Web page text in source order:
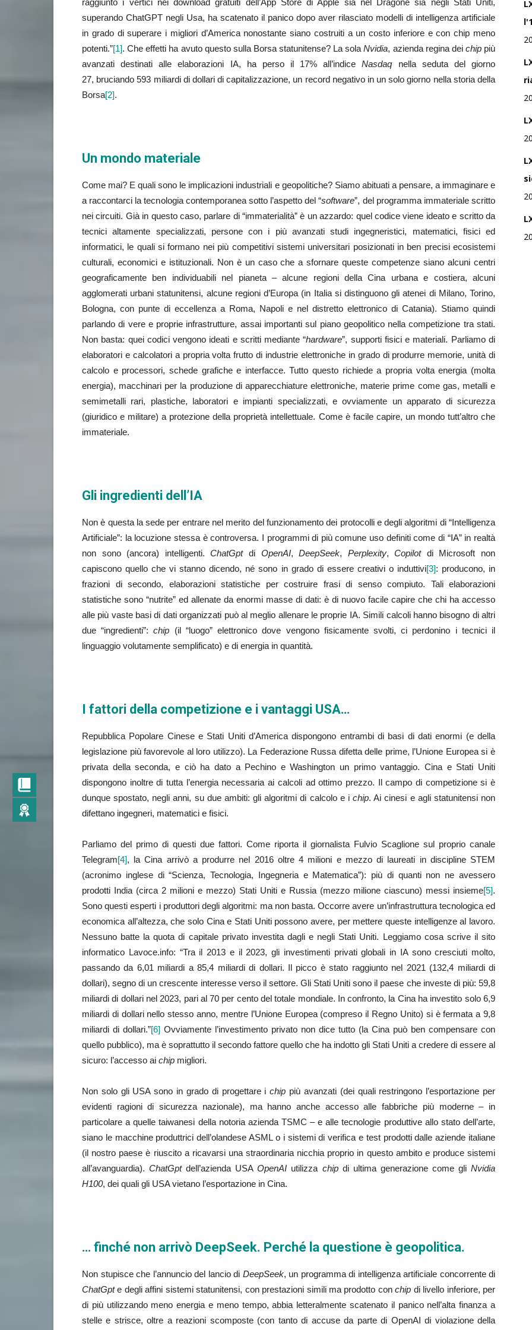
raggiunto i vertici nei download gratuiti dell’App Store di Apple sia nel Dragone sia negli Stati Uniti,
superando ChatGPT negli Usa, ha scatenato il panico dopo aver rilasciato modelli di intelligenza artificiale
in grado di superare i migliori d’America nonostante siano costruiti a un costo inferiore e con chip meno
potenti.”[1]. Che effetti ha avuto questo sulla Borsa statunitense? La solaNvidia, azienda regina dei chippiù
avanzati destinati alle elaborazioni IA, ha perso il 17% all’indiceNasdaqnella seduta del giorno
27, bruciando 593 miliardi di dollari di capitalizzazione, un record negativo in un solo giorno nella storia della
Borsa[2].
Un mondo materiale
Come mai? E quali sono le implicazioni industriali e geopolitiche? Siamo abituati a pensare, a immaginare e
a raccontarci la tecnologia contemporanea sotto l’aspetto del “software”, del programma immateriale scritto
nei circuiti. Già in questo caso, parlare di “immaterialità” è un azzardo: quel codice viene ideato e scritto da
tecnici altamente specializzati, persone con i più avanzati studi ingegneristici, matematici, fisici ed
informatici, le quali si formano nei più competitivi sistemi universitari posizionati in ben precisi ecosistemi
culturali, economici e istituzionali. Non è un caso che a sfornare queste competenze siano alcuni centri
geograficamente ben individuabili nel pianeta – alcune regioni della Cina urbana e costiera, alcuni
agglomerati urbani statunitensi, alcune regioni d’Europa (in Italia si distinguono gli atenei di Milano, Torino,
Bologna, con punte di eccellenza a Roma, Napoli e nel distretto elettronico di Catania). Stiamo quindi
parlando di vere e proprie infrastrutture, assai importanti sul piano geopolitico nella competizione tra stati.
Non basta: quei codici vengono ideati e scritti mediante “hardware”, supporti fisici e materiali. Parliamo di
elaboratori e calcolatori a propria volta frutto di industrie elettroniche in grado di produrre memorie, unità di
calcolo e processori, schede grafiche e interfacce. Tutto questo richiede a propria volta energia (molta
energia), macchinari per la produzione di apparecchiature elettroniche, materie prime come gas, metalli e
semimetalli rari, plastiche, laboratori e impianti specializzati, e ovviamente un apparato di sicurezza
(giuridico e militare) a protezione della proprietà intellettuale. Come è facile capire, un mondo tutt’altro che
immateriale.
Gli ingredienti dell’IA
Non è questa la sede per entrare nel merito del funzionamento dei protocolli e degli algoritmi di “Intelligenza
Artificiale”: la locuzione stessa è controversa. I programmi di più comune uso definiti come di “IA” in realtà
non sono (ancora) intelligenti.ChatGptdi OpenAI,DeepSeek, Perplexity,Copilotdi Microsoft non
capiscono quello che vi stanno dicendo, né sono in grado di essere creativi o induttivi[3]: producono, in
frazioni di secondo, elaborazioni statistiche per costruire frasi di senso compiuto. Tali elaborazioni
statistiche sono “nutrite” ed allenate da enormi masse di dati: è di nuovo facile capire che chi ha accesso
alle più vaste basi di dati organizzati può al meglio allenare le proprie IA. Simili calcoli hanno bisogno di altri
due “ingredienti”:chip (il “luogo” elettronico dove vengono fisicamente svolti, ci perdonino i tecnici il
linguaggio volutamente semplificato) e di energia in quantità.
I fattori della competizione e i vantaggi USA…
Repubblica Popolare Cinese e Stati Uniti d’America dispongono entrambi di basi di dati enormi (e della
legislazione più favorevole al loro utilizzo). La Federazione Russa difetta delle prime, l’Unione Europea si è
privata della seconda, e ciò ha dato a Pechino e Washington un primo vantaggio. Cina e Stati Uniti
dispongono inoltre di tutta l’energia necessaria ai calcoli ad ottimo prezzo. Il campo di competizione si è
dunque spostato, negli anni, su due ambiti: gli algoritmi di calcolo e ichip. Ai cinesi e agli statunitensi non
difettano ingegneri, matematici e fisici.
Parliamo del primo di questi due fattori. Come riporta il giornalista Fulvio Scaglione sul proprio canale
Telegram[4], la Cina arrivò a produrre nel 2016 oltre 4 milioni e mezzo di laureati in discipline STEM
(acronimo inglese di “Scienza, Tecnologia, Ingegneria e Matematica”): più di quanti non ne avessero
prodotti India (circa 2 milioni e mezzo) Stati Uniti e Russia (mezzo milione ciascuno) messi insieme[5].
Sono questi esperti i produttori degli algoritmi: ma non basta. Occorre avere un’infrastruttura tecnologica ed
economica all’altezza, che solo Cina e Stati Uniti possono avere, per mettere queste intelligenze al lavoro.
Nessuno batte la quota di capitale privato investita dagli e negli Stati Uniti. Leggiamo cosa scrive il sito
informatico Lavoce.info: “Tra il 2013 e il 2023, gli investimenti privati globali in IA sono cresciuti molto,
passando da 6,01 miliardi a 85,4 miliardi di dollari. Il picco è stato raggiunto nel 2021 (132,4 miliardi di
dollari), segno di un crescente interesse verso il settore. Gli Stati Uniti sono il paese che investe di più: 59,8
miliardi di dollari nel 2023, pari al 70 per cento del totale mondiale. In confronto, la Cina ha investito solo 6,9
miliardi di dollari nello stesso anno, mentre l’Unione Europea (compreso il Regno Unito) si è fermata a 9,8
miliardi di dollari.”[6] Ovviamente l’investimento privato non dice tutto (la Cina può ben compensare con
quello pubblico), ma è soprattutto il secondo fattore quello che ha indotto gli Stati Uniti a credere di essere al
sicuro: l’accesso ai chip migliori.
Non solo gli USA sono in grado di progettare ichip più avanzati (dei quali restringono l’esportazione per
evidenti ragioni di sicurezza nazionale), ma hanno anche accesso alle fabbriche più moderne – in
particolare a quelle taiwanesi della notoria azienda TSMC – e alle tecnologie produttive allo stato dell’arte,
siano le macchine produttrici dell’olandese ASML o i sistemi di verifica e test prodotti dalle aziende italiane
(il nostro paese è riuscito a ricavarsi una straordinaria nicchia proprio in questo ambito e produce sistemi
all’avanguardia).ChatGptdell’azienda USAOpenAI utilizza chipdi ultima generazione come gliNvidia
H100, dei quali gli USA vietano l’esportazione in Cina.
… finché non arrivò DeepSeek. Perché la questione è geopolitica.
Non stupisce che l’annuncio del lancio di DeepSeek, un programma di intelligenza artificiale concorrente di
ChatGpte degli affini sistemi statunitensi, con prestazioni simili ma prodotto conchip di livello inferiore, per
di più utilizzando meno energia e meno tempo, abbia letteralmente scatenato il panico nell’alta finanza a
stelle e strisce, oltre a reazioni scomposte (con tanto di accuse da parte di OpenAI di violazione della